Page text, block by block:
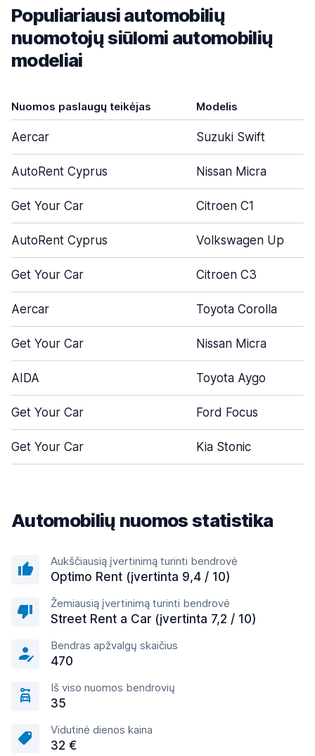
Populiariausi automobilių
nuomotojų siūlomi automobilių
modeliai
Nuomos paslaugų teikėjas Modelis
Aercar Suzuki Swift
AutoRent Cyprus Nissan Micra
Get Your Car Citroen C1
AutoRent Cyprus Volkswagen Up
Get Your Car Citroen C3
Aercar Toyota Corolla
Get Your Car Nissan Micra
AIDA Toyota Aygo
Get Your Car Ford Focus
Get Your Car Kia Stonic
Automobilių nuomos statistika
Aukščiausią įvertinimą turinti bendrovė
Optimo Rent (įvertinta 9,4 / 10)
Žemiausią įvertinimą turinti bendrovė
Street Rent a Car (įvertinta 7,2 / 10)
Bendras apžvalgų skaičius
470
Iš viso nuomos bendrovių
35
Vidutinė dienos kaina
32 €